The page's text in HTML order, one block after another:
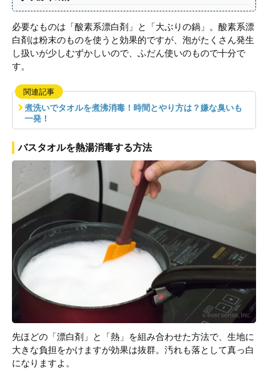
必要なものは「酸素系漂白剤」と「大ぶりの鍋」。酸素系漂
白剤は粉末のものを使うと効果的ですが、泡がたくさん発生
し扱いが少しむずかしいので、ふだん使いのもので十分で
す。
関連記事
煮洗いでタオルを煮沸消毒！時間とやり方は？嫌な臭いも
一発！
バスタオルを熱湯消毒する方法
先ほどの「漂白剤」と「熱」を組み合わせた方法で、生地に
大きな負担をかけますが効果は抜群。汚れも落として真っ白
になりますよ。